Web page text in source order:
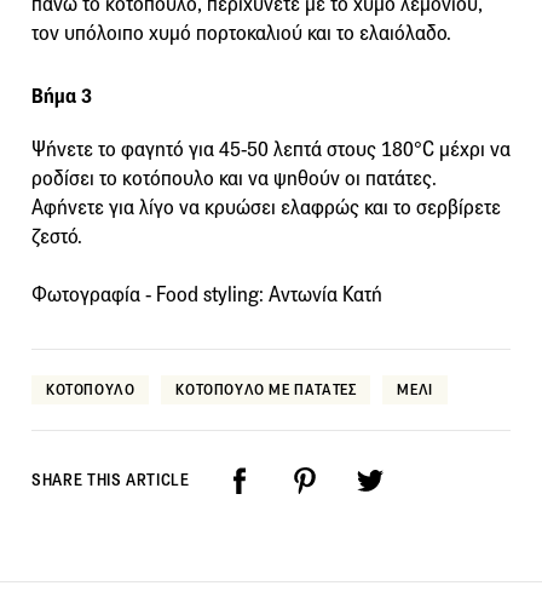
τον υπόλοιπο χυμό πορτοκαλιού και το ελαιόλαδο.
Βήμα 3
Ψήνετε το φαγητό για 45-50 λεπτά στους 180°C μέχρι να
ροδίσει το κοτόπουλο και να ψηθούν οι πατάτες.
Αφήνετε για λίγο να κρυώσει ελαφρώς και το σερβίρετε
ζεστό.
Φωτογραφία - Food styling: Αντωνία Κατή
ΚΟΤΟΠΟΥΛΟ ΚΟΤΟΠΟΥΛΟ ΜΕ ΠΑΤΑΤΕΣ ΜΕΛΙ
SHARE THIS ARTICLE